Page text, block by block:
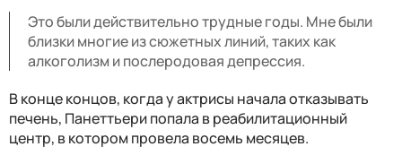
Это были действительно трудные годы. Мне были
близки многие из сюжетных линий, таких как
алкоголизм и послеродовая депрессия.
В конце концов, когда у актрисы начала отказывать
печень, Панеттьери попала в реабилитационный
центр, в котором провела восемь месяцев.